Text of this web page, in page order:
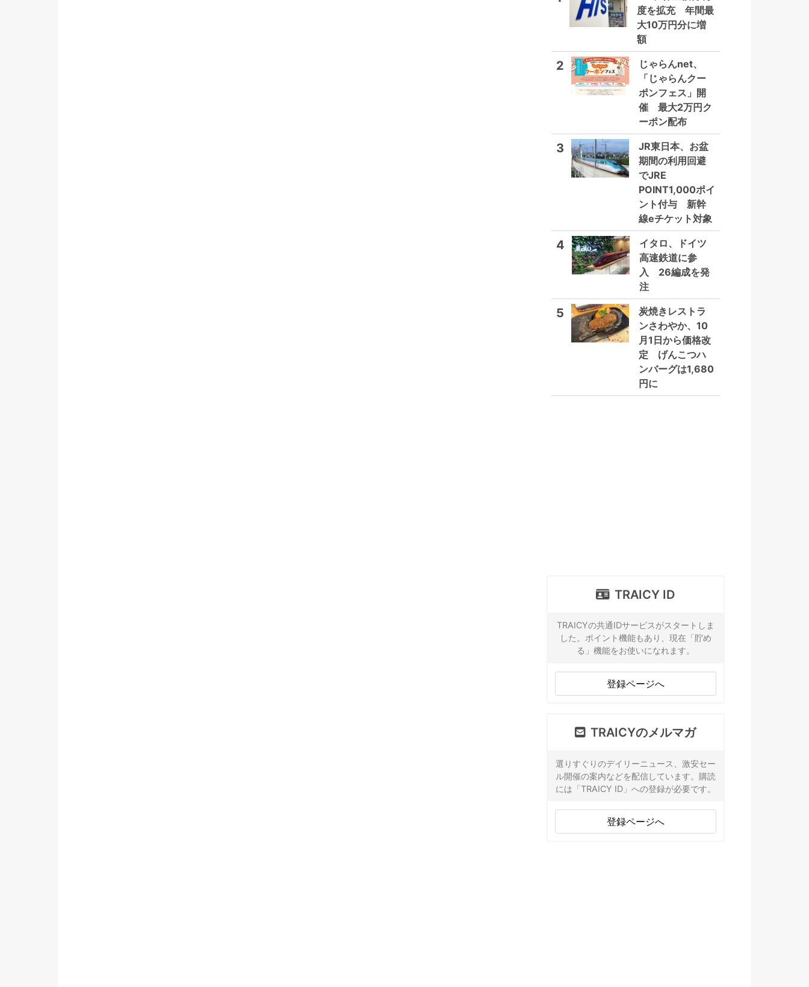
度を拡充 年間最
大10万円分に増
額
2
じゃらんnet、
「じゃらんクー
ポンフェス」開
催 最大2万円ク
ーポン配布
3
JR東日本、お盆
期間の利用回避
でJRE
POINT1,000ポイ
ント付与 新幹
線eチケット対象
4
イタロ、ドイツ
高速鉄道に参
入 26編成を発
注
5
炭焼きレストラ
ンさわやか、10
月1日から価格改
定 げんこつハ
ンバーグは1,680
円に
TRAICY ID
TRAICYの共通IDサービスがスタートしま
した。ポイント機能もあり、現在「貯め
る」機能をお使いになれます。
登録ページへ
TRAICYのメルマガ
選りすぐりのデイリーニュース、激安セー
ル開催の案内などを配信しています。購読
には「TRAICY ID」への登録が必要です。
登録ページへ